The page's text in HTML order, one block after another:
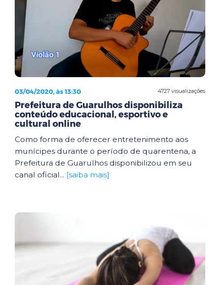
4727 visualizações
03/04/2020, às 13:30
Prefeitura de Guarulhos disponibiliza
conteúdo educacional, esportivo e
cultural online
Como forma de oferecer entretenimento aos
munícipes durante o período de quarentena, a
Prefeitura de Guarulhos disponibilizou em seu
canal oficial... [saiba mais]